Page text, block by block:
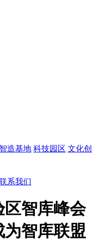
智造基地 科技园区 文化创
系我们
智库峰会
智库联盟